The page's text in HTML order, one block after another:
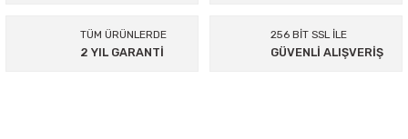
Ürün bilgilerinde hatalar bulunuyor.
TÜM ÜRÜNLERDE
2 YIL GARANTİ
256 BİT SSL İLE
GÜVENLİ ALIŞVERİŞ